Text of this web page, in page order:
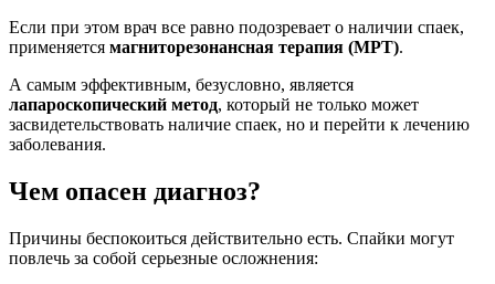
Если при этом врач все равно подозревает о наличии спаек,
применяется магниторезонансная терапия (МРТ).
А самым эффективным, безусловно, является
лапароскопический метод, который не только может
засвидетельствовать наличие спаек, но и перейти к лечению
заболевания.
Чем опасен диагноз?
Причины беспокоиться действительно есть. Спайки могут
повлечь за собой серьезные осложнения: